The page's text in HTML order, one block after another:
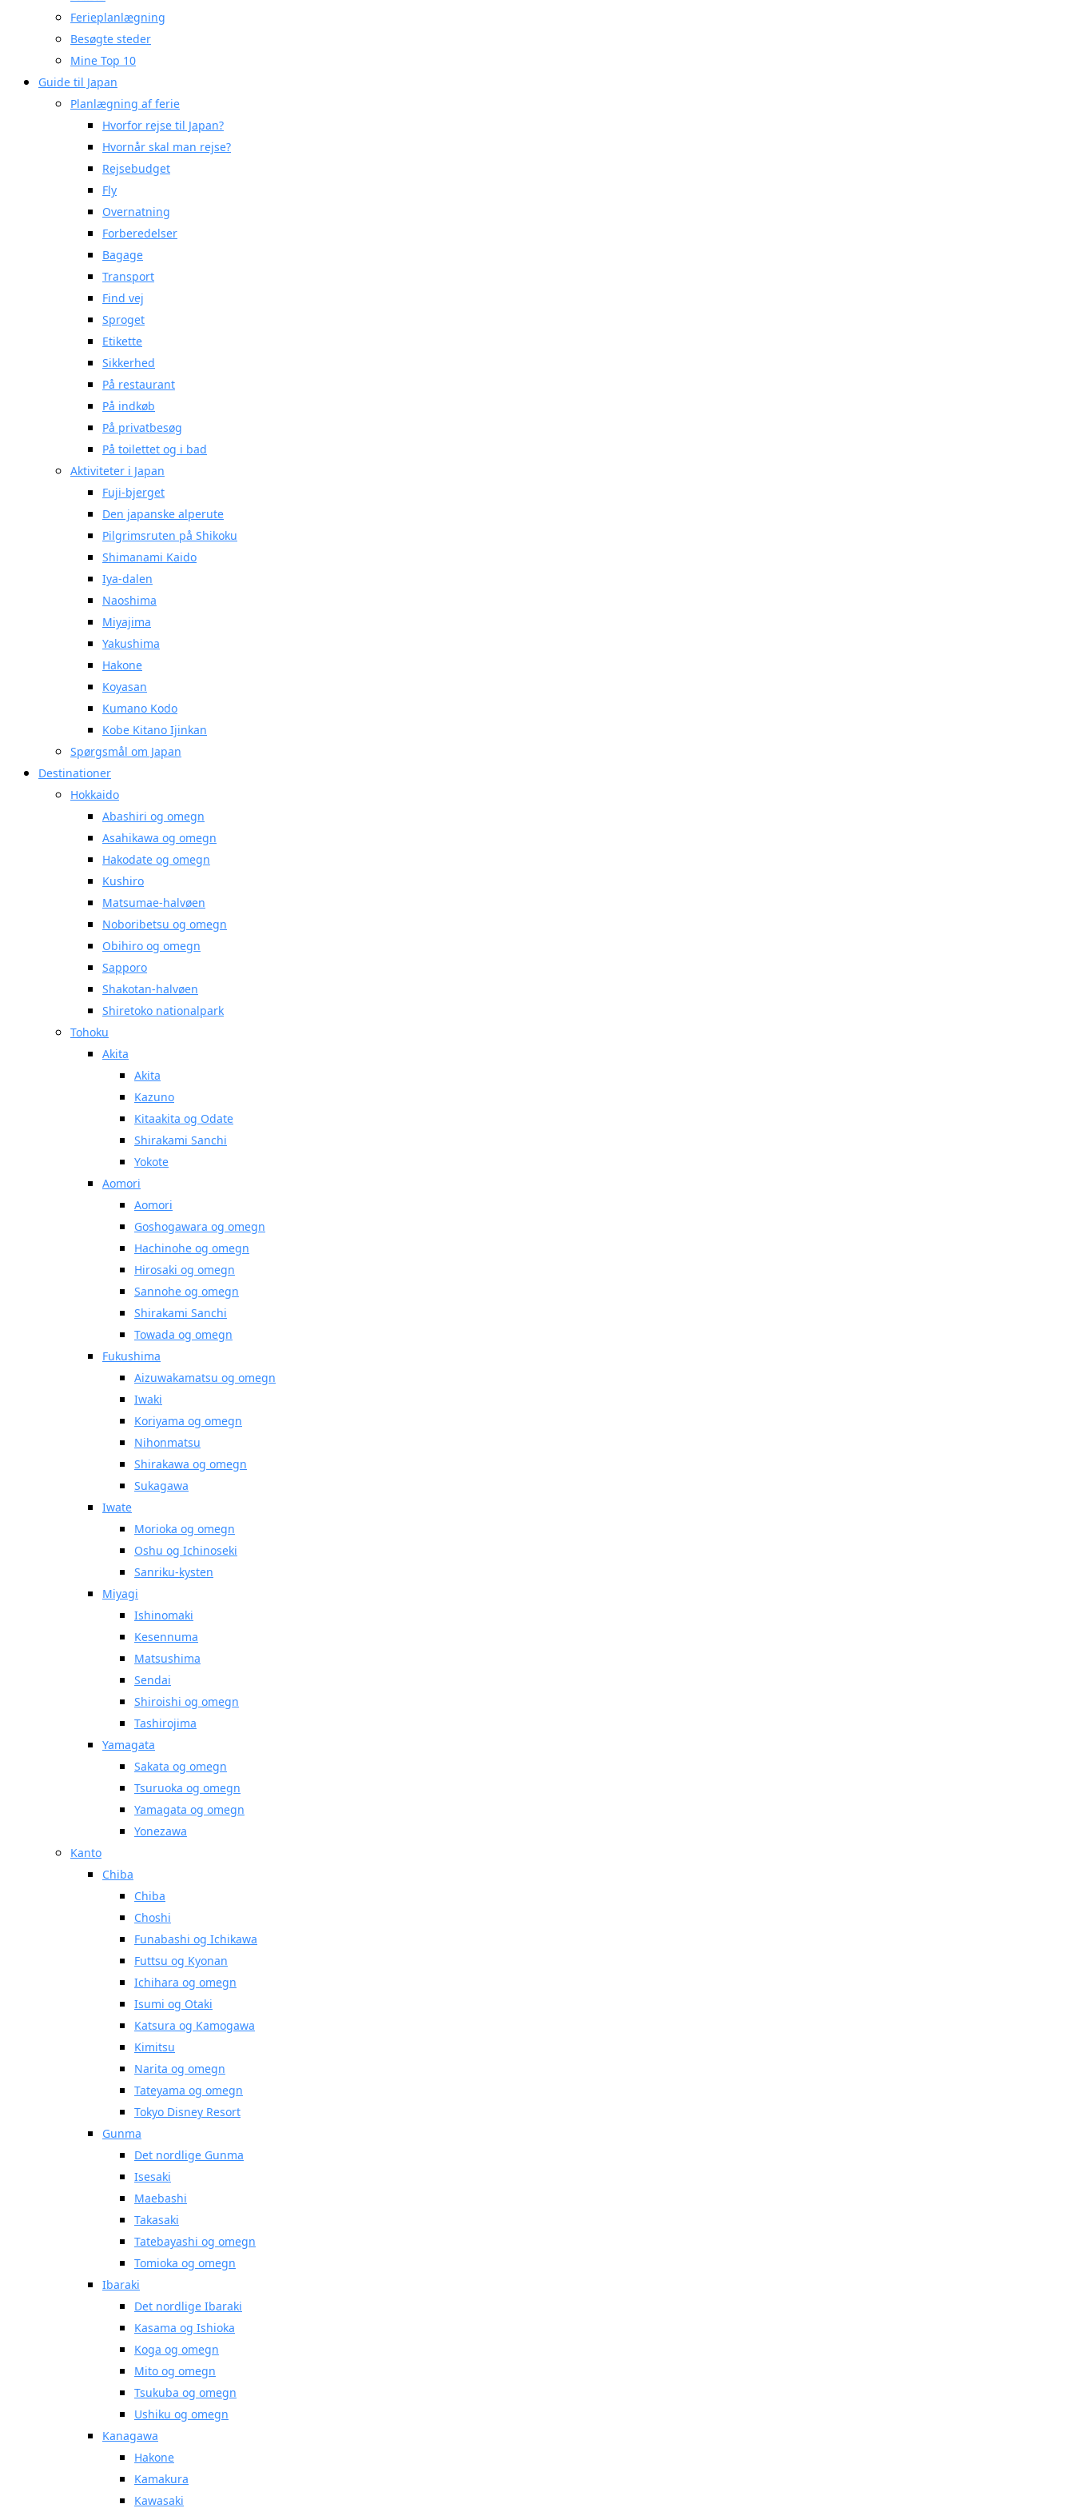
Ferieplanlægning
Besøgte steder
Mine Top 10
Guide til Japan
Planlægning af ferie
Hvorfor rejse til Japan?
Hvornår skal man rejse?
Rejsebudget
Fly
Overnatning
Forberedelser
Bagage
Transport
Find vej
Sproget
Etikette
Sikkerhed
På restaurant
På indkøb
På privatbesøg
På toilettet og i bad
Aktiviteter i Japan
Fuji-bjerget
Den japanske alperute
Pilgrimsruten på Shikoku
Shimanami Kaido
Iya-dalen
Naoshima
Miyajima
Yakushima
Hakone
Koyasan
Kumano Kodo
Kobe Kitano Ijinkan
Spørgsmål om Japan
Destinationer
Hokkaido
Abashiri og omegn
Asahikawa og omegn
Hakodate og omegn
Kushiro
Matsumae-halvøen
Noboribetsu og omegn
Obihiro og omegn
Sapporo
Shakotan-halvøen
Shiretoko nationalpark
Tohoku
Akita
Akita
Kazuno
Kitaakita og Odate
Shirakami Sanchi
Yokote
Aomori
Aomori
Goshogawara og omegn
Hachinohe og omegn
Hirosaki og omegn
Sannohe og omegn
Shirakami Sanchi
Towada og omegn
Fukushima
Aizuwakamatsu og omegn
Iwaki
Koriyama og omegn
Nihonmatsu
Shirakawa og omegn
Sukagawa
Iwate
Morioka og omegn
Oshu og Ichinoseki
Sanriku-kysten
Miyagi
Ishinomaki
Kesennuma
Matsushima
Sendai
Shiroishi og omegn
Tashirojima
Yamagata
Sakata og omegn
Tsuruoka og omegn
Yamagata og omegn
Yonezawa
Kanto
Chiba
Chiba
Choshi
Funabashi og Ichikawa
Futtsu og Kyonan
Ichihara og omegn
Isumi og Otaki
Katsura og Kamogawa
Kimitsu
Narita og omegn
Tateyama og omegn
Tokyo Disney Resort
Gunma
Det nordlige Gunma
Isesaki
Maebashi
Takasaki
Tatebayashi og omegn
Tomioka og omegn
Ibaraki
Det nordlige Ibaraki
Kasama og Ishioka
Koga og omegn
Mito og omegn
Tsukuba og omegn
Ushiku og omegn
Kanagawa
Hakone
Kamakura
Kawasaki